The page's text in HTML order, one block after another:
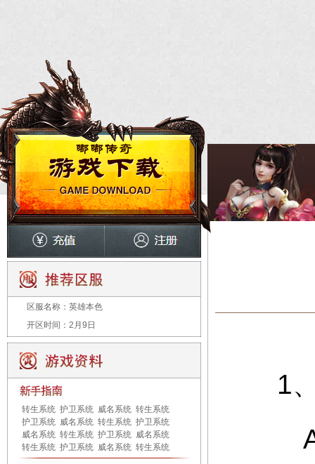
区服名称： 英雄本色
开区时间： 2月9日
转生系统 护卫系统 威名系统 转生系统
护卫系统 威名系统 转生系统 护卫系统
威名系统 转生系统 护卫系统 威名系统
转生系统 护卫系统 威名系统 转生系统
1
A